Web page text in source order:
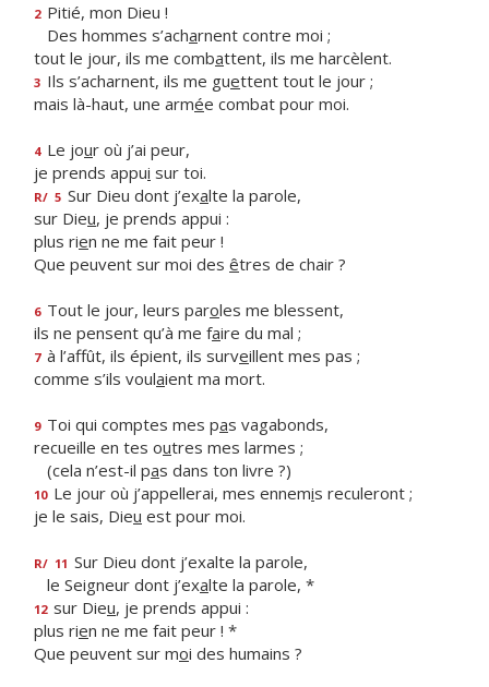
2 Pitié, mon Dieu !
Des hommes s’acharnent contre moi ;
tout le jour, ils me combattent, ils me harcèlent.
3 Ils s’acharnent, ils me guettent tout le jour ;
mais là-haut, une armée combat pour moi.
4 Le jour où j’ai peur,
je prends appui sur toi.
R/ 5 Sur Dieu dont j’exalte la parole,
sur Dieu, je prends appui :
plus rien ne me fait peur !
Que peuvent sur moi des êtres de chair ?
6 Tout le jour, leurs paroles me blessent,
ils ne pensent qu’à me faire du mal ;
7 à l’affût, ils épient, ils surveillent mes pas ;
comme s’ils voulaient ma mort.
9 Toi qui comptes mes pas vagabonds,
recueille en tes outres mes larmes ;
(cela n’est-il pas dans ton livre ?)
10 Le jour où j’appellerai, mes ennemis reculeront ;
je le sais, Dieu est pour moi.
R/ 11 Sur Dieu dont j’exalte la parole,
le Seigneur dont j’exalte la parole, *
12 sur Dieu, je prends appui :
plus rien ne me fait peur ! *
Que peuvent sur moi des humains ?